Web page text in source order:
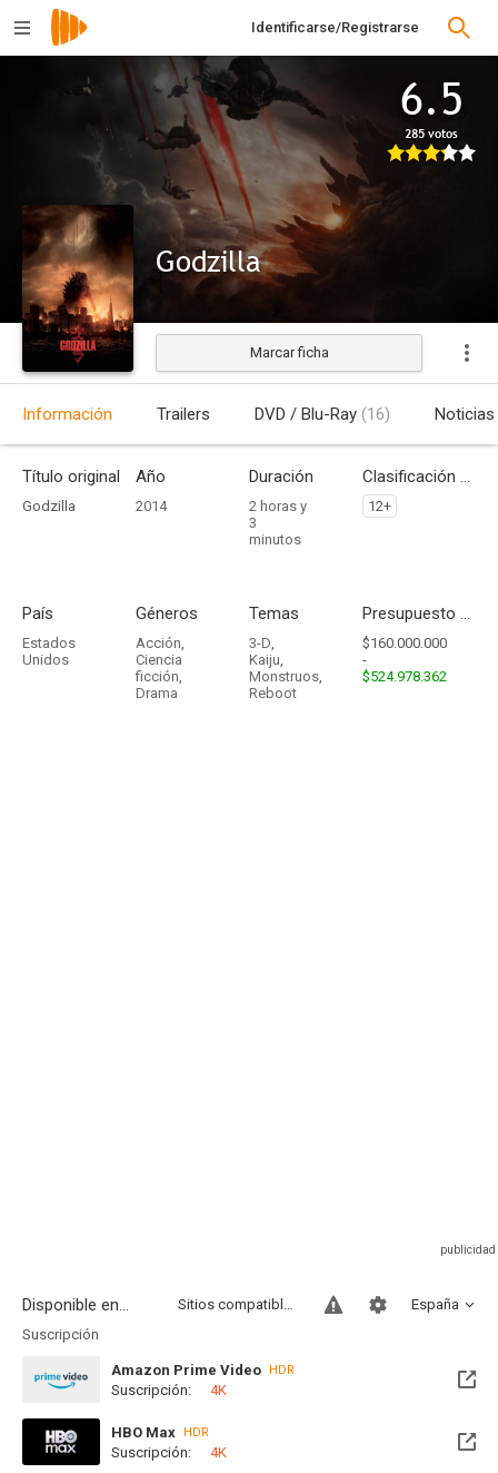
Identificarse/Registrarse
6.5
285 votos
Godzilla
Estrenada
Marcar ficha
Información Trailers DVD / Blu-Ray (16) Noticias
Título original
Godzilla
Año
2014
Duración
2 horas y
3
minutos
Clasificación por edades
12+
País
Estados
Unidos
Géneros
Acción,
Ciencia
ficción,
Drama
Temas
3-D,
Kaiju,
Monstruos,
Reboot
Presupuesto - Ingresos
$160.000.000
-
$524.978.362
Disponible en... España
Sitios compatibles
Suscripción
Amazon Prime Video HDR
Suscripción: 4K
HBO Max
HDR
Disponible hasta el Dom, 25 Abr 2027 (Quedan 8 meses)
Suscripción: 4K